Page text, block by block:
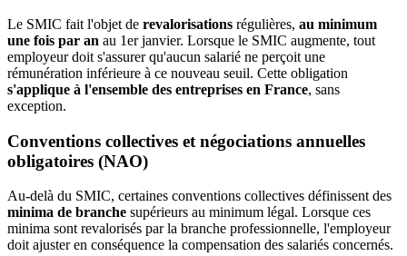
Le SMIC fait l'objet de revalorisations régulières, au minimum
une fois par an au 1er janvier. Lorsque le SMIC augmente, tout
employeur doit s'assurer qu'aucun salarié ne perçoit une
rémunération inférieure à ce nouveau seuil. Cette obligation
s'applique à l'ensemble des entreprises en France, sans
exception.
Conventions collectives et négociations annuelles
obligatoires (NAO)
Au-delà du SMIC, certaines conventions collectives définissent des
minima de branche supérieurs au minimum légal. Lorsque ces
minima sont revalorisés par la branche professionnelle, l'employeur
doit ajuster en conséquence la compensation des salariés concernés.